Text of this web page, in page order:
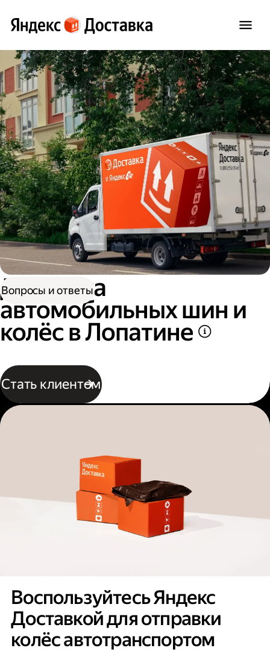
Доставка
автомобильных шин и
колёс в Лопатине
Стать клиентом
Вопросы и ответы
Воспользуйтесь Яндекс
Доставкой для отправки
колёс автотранспортом